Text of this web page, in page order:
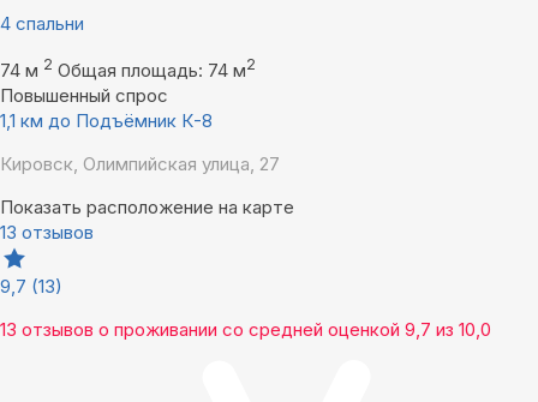
4 спальни
74 м 2 Общая площадь: 74 м2
Повышенный спрос
1,1 км до Подъёмник К-8
Кировск, Олимпийская улица, 27
Показать расположение на карте
13 отзывов
9,7 (13)
13 отзывов о проживании со средней оценкой 9,7 из 10,0